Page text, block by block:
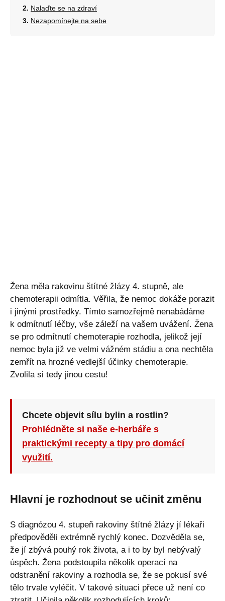
Nalaďte se na zdraví
Nezapomínejte na sebe
Žena měla rakovinu štítné žlázy 4. stupně, ale
chemoterapii odmítla. Věřila, že nemoc dokáže porazit
i jinými prostředky. Tímto samozřejmě nenabádáme
k odmítnutí léčby, vše záleží na vašem uvážení. Žena
se pro odmítnutí chemoterapie rozhodla, jelikož její
nemoc byla již ve velmi vážném stádiu a ona nechtěla
zemřít na hrozné vedlejší účinky chemoterapie.
Zvolila si tedy jinou cestu!
Chcete objevit sílu bylin a rostlin?
Prohlédněte si naše e-herbáře s
praktickými recepty a tipy pro domácí
využití.
Hlavní je rozhodnout se učinit změnu
S diagnózou 4. stupeň rakoviny štítné žlázy jí lékaři
předpověděli extrémně rychlý konec. Dozvěděla se,
že jí zbývá pouhý rok života, a i to by byl nebývalý
úspěch. Žena podstoupila několik operací na
odstranění rakoviny a rozhodla se, že se pokusí své
tělo trvale vyléčit. V takové situaci přece už není co